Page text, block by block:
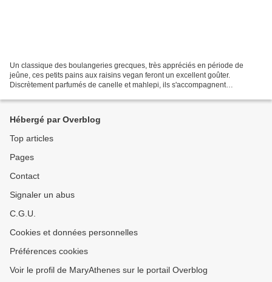
Un classique des boulangeries grecques, très appréciés en période de
jeûne, ces petits pains aux raisins vegan feront un excellent goûter.
Discrètement parfumés de canelle et mahlepi, ils s'accompagnent
Hébergé par Overblog
Top articles
Pages
Contact
Signaler un abus
C.G.U.
Cookies et données personnelles
Préférences cookies
Voir le profil de MaryAthenes sur le portail Overblog